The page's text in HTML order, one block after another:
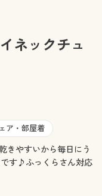
ネックチュ
ア・部屋着
きやすいから毎日にう
す♪ふっくらさん対応